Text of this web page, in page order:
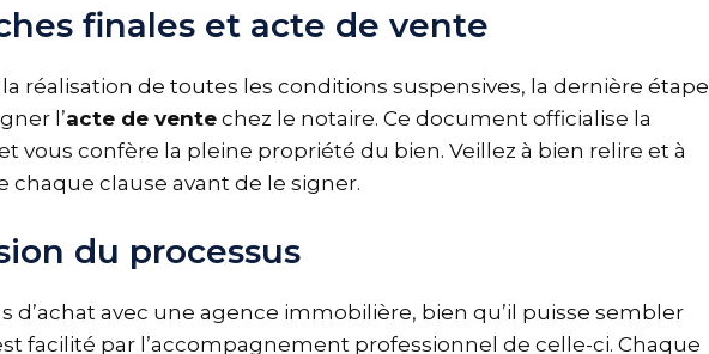
finales et acte de vente
la réalisation de toutes les conditions suspensives, la dernière étape
l’acte de vente chez le notaire. Ce document officialise la
vous confère la pleine propriété du bien. Veillez à bien relire et à
chaque clause avant de le signer.
du processus
d’achat avec une agence immobilière, bien qu’il puisse sembler
facilité par l’accompagnement professionnel de celle-ci. Chaque